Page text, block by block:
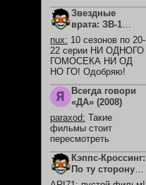
Звездные
врата: ЗВ-1
(сериал 1997 –
2007)
nux: 10 сезонов по 20-
22 серии НИ ОДНОГО
ГОМОСЕКА НИ ОД
НО ГО! Одобряю!
Всегда говори
«ДА» (2008)
paraxod: Такие
фильмы стоит
пересмотреть
Кэппс-Кроссинг:
По ту сторону
смерти (2026)